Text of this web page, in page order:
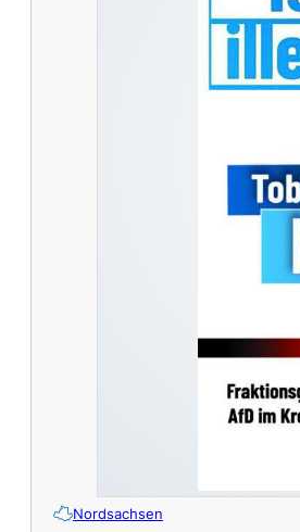
Nordsachsen